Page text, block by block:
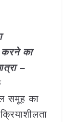
का
–
समूह का